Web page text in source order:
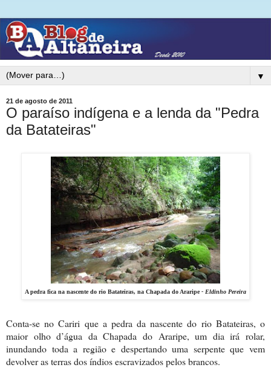
▼
21 de agosto de 2011
O paraíso indígena e a lenda da "Pedra
da Batateiras"
A pedra fica na nascente do rio Batateiras, na Chapada do Araripe- Eldinho Pereira
Conta-se no Cariri que a pedra da nascente do rio Batateiras, o
maior olho d’água da Chapada do Araripe, um dia irá rolar,
inundando toda a região e despertando uma serpente que vem
devolver as terras dos índios escravizados pelos brancos.